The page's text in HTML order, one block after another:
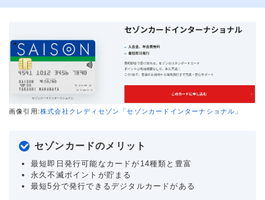
画像引用:株式会社クレディセゾン「セゾンカードインターナショナル」
セゾンカードのメリット
最短即日発行可能なカードが14種類と豊富
永久不滅ポイントが貯まる
最短5分で発行できるデジタルカードがある